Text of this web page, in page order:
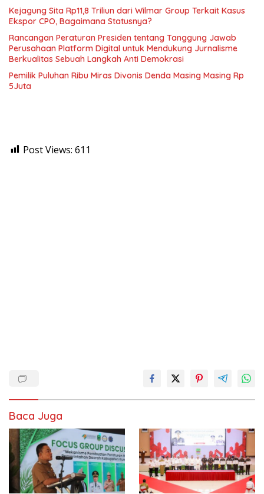
Kejagung Sita Rp11,8 Triliun dari Wilmar Group Terkait Kasus
Ekspor CPO, Bagaimana Statusnya?
Rancangan Peraturan Presiden tentang Tanggung Jawab
Perusahaan Platform Digital untuk Mendukung Jurnalisme
Berkualitas Sebuah Langkah Anti Demokrasi
Pemilik Puluhan Ribu Miras Divonis Denda Masing Masing Rp
5Juta
Post Views: 611
Baca Juga